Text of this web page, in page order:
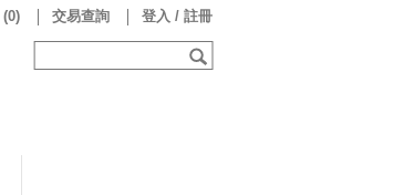
(0) 交易查詢 登入 / 註冊